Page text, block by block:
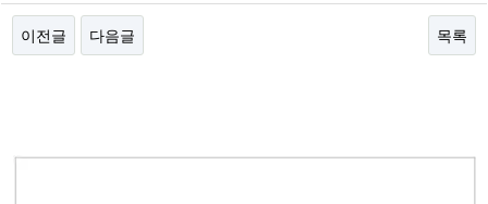
이전글 다음글 목록